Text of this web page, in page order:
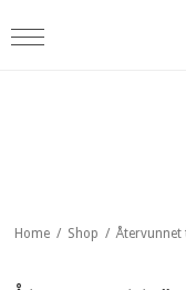
Home / Shop / Återvunnet